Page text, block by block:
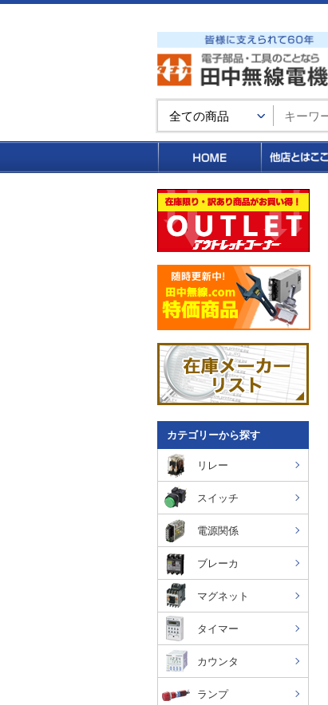
カテゴリーから探す
リレー
スイッチ
電源関係
ブレーカ
マグネット
タイマー
カウンタ
ランプ